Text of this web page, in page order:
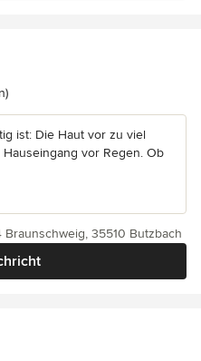
von 5 Sternen
ist: Die Haut vor zu viel
vor Regen. Ob
35510 Butzbach